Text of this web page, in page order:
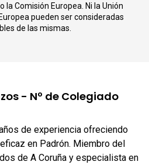
la Comisión Europea. Ni la Unión
pueden ser consideradas
de las mismas.
- Nº de Colegiado
de experiencia ofreciendo
en Padrón. Miembro del
de A Coruña y especialista en